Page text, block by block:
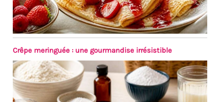
gâteaux avec élégance. Dans
les entreprises
gastronomiques, elles
peuvent être utilisées pour le
service quotidien des
produits de boulangerie. Les
fonctions incluent de couper
des tartes et des gâteaux avec
le couteau, ainsi que de
soulever et de servir les
Crêpe meringuée : une gourmandise irrésistible